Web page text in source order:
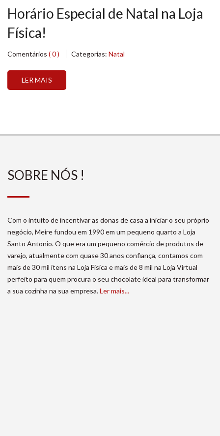
Horário Especial de Natal na Loja
Física!
Comentários ( 0 ) Categorias: Natal
LER MAIS
SOBRE NÓS !
Com o intuito de incentivar as donas de casa a iniciar o seu próprio
negócio, Meire fundou em 1990 em um pequeno quarto a Loja
Santo Antonio. O que era um pequeno comércio de produtos de
varejo, atualmente com quase 30 anos confiança, contamos com
mais de 30 mil itens na Loja Física e mais de 8 mil na Loja Virtual
perfeito para quem procura o seu chocolate ideal para transformar
a sua cozinha na sua empresa.Ler mais...